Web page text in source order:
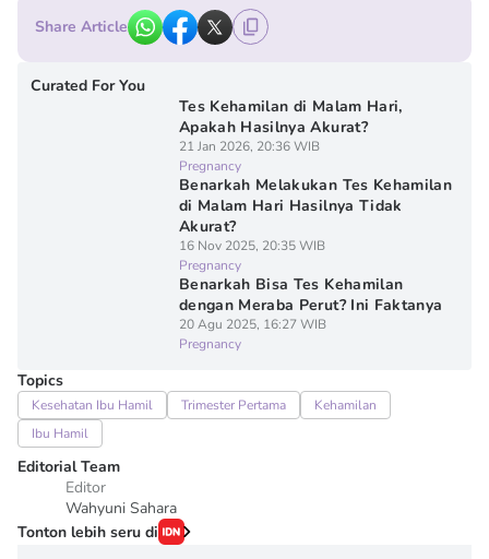
Share Article
Curated For You
Tes Kehamilan di Malam Hari,
Apakah Hasilnya Akurat?
21 Jan 2026, 20:36 WIB
Pregnancy
Benarkah Melakukan Tes Kehamilan
di Malam Hari Hasilnya Tidak
Akurat?
16 Nov 2025, 20:35 WIB
Pregnancy
Benarkah Bisa Tes Kehamilan
dengan Meraba Perut? Ini Faktanya
20 Agu 2025, 16:27 WIB
Pregnancy
Topics
Kesehatan Ibu Hamil Trimester Pertama
Kehamilan
Ibu Hamil
Editorial Team
Editor
Wahyuni Sahara
Tonton lebih seru di